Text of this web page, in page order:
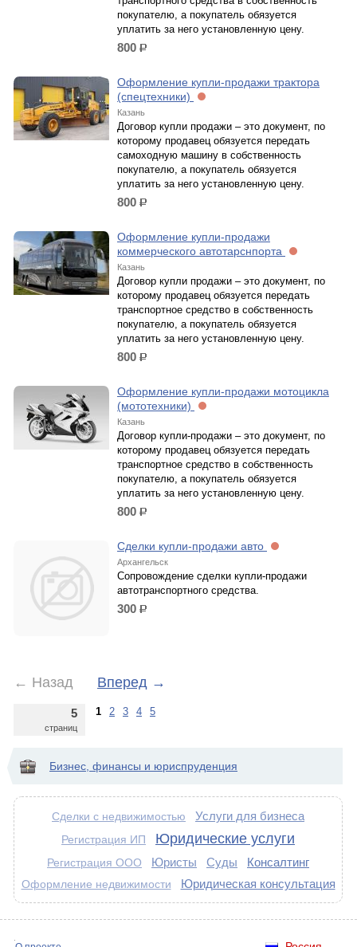
покупателю, а покупатель обязуется
уплатить за него установленную цену.
800 р.
Оформление купли-продажи трактора
(спецтехники)
Казань
Договор купли продажи – это документ, по
которому продавец обязуется передать
самоходную машину в собственность
покупателю, а покупатель обязуется
уплатить за него установленную цену.
800 р.
Оформление купли-продажи
коммерческого автотарснпорта
Казань
Договор купли продажи – это документ, по
которому продавец обязуется передать
транспортное средство в собственность
покупателю, а покупатель обязуется
уплатить за него установленную цену.
800 р.
Оформление купли-продажи мотоцикла
(мототехники)
Казань
Договор купли-продажи – это документ, по
которому продавец обязуется передать
транспортное средство в собственность
покупателю, а покупатель обязуется
уплатить за него установленную цену.
800 р.
Сделки купли-продажи авто
Архангельск
Сопровождение сделки купли-продажи
автотранспортного средства.
300 р.
← Назад Вперед →
5
страниц
1 2 3 4 5
Бизнес, финансы и юриспруденция
Сделки с недвижимостью Услуги для бизнеса
Регистрация ИП Юридические услуги
Регистрация ООО Юристы Суды Консалтинг
Оформление недвижимости Юридическая консультация